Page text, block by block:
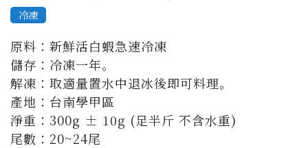
冷凍
原料：新鮮活白蝦急速冷凍
儲存：冷凍一年。
解凍：取適量置水中退冰後即可料理。
產地：台南學甲區
淨重：300g ± 10g (足半斤 不含水重)
尾數：20~24尾